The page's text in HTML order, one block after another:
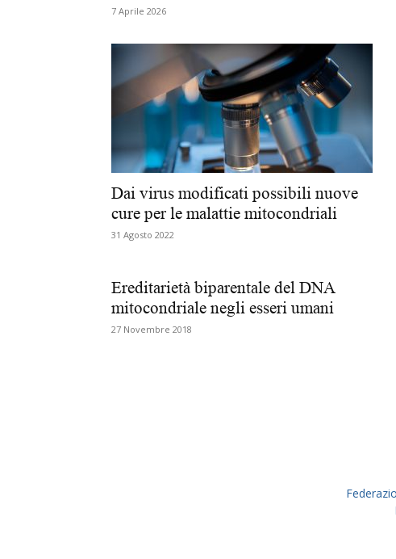
7 Aprile 2026
Dai virus modificati possibili nuove
cure per le malattie mitocondriali
31 Agosto 2022
Ereditarietà biparentale del DNA
mitocondriale negli esseri umani
27 Novembre 2018